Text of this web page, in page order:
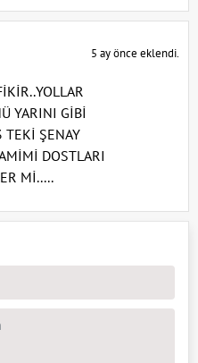
5 ay önce eklendi.
YARINI GİBİ
TEKİ ŞENAY
DOSTLARI
Mİ.....